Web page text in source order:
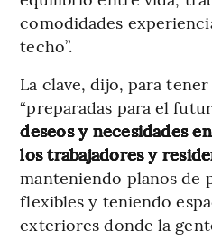
comodidades
techo”.
La clave, dijo, para
“preparadas para el
deseos y necesidades
los trabajadores y
manteniendo planos de
flexibles y teniendo
exteriores donde la